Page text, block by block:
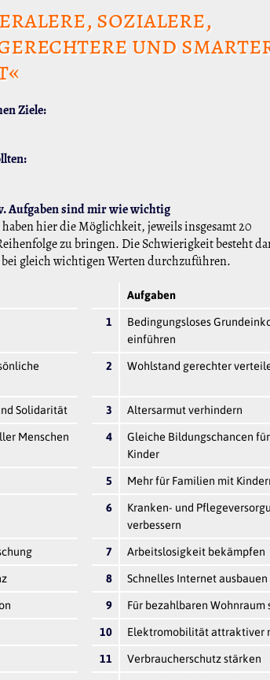
sozialere,
und
Ziele:
Aufgaben sind mir wie wichtig
hier die Möglichkeit, jeweils insgesamt 20
zu bringen. Die Schwierigkeit besteht
gleich wichtigen Werten durchzuführen.
Aufgaben
1
Bedingungsloses
einführen
2 Wohlstand gerechter
Solidarität 3 Altersarmut verhindern
Menschen 4
Gleiche Bildungschancen
Kinder
5 Mehr für Familien mit
6
Kranken- und
verbessern
7 Arbeitslosigkeit bekämpfen
8 Schnelles Internet ausbauen
9 Für bezahlbaren Wohnraum
10 Elektromobilität attraktiver
11 Verbraucherschutz stärken